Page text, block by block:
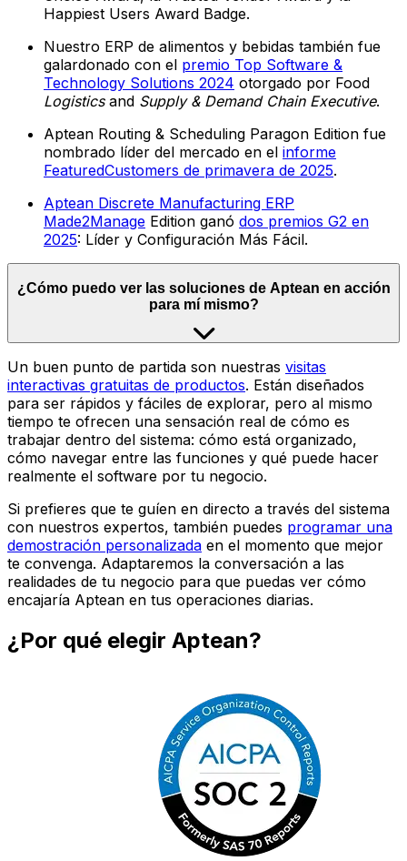
Happiest Users Award Badge.
Nuestro ERP de alimentos y bebidas también fue
galardonado con el premio Top Software &
Technology Solutions 2024 otorgado por Food
Logisticsand Supply & Demand Chain Executive.
Aptean Routing & Scheduling Paragon Edition fue
nombrado líder del mercado en el informe
FeaturedCustomers de primavera de 2025.
Aptean Discrete Manufacturing ERP
Made2Manage Edition ganó dos premios G2 en
2025: Líder y Configuración Más Fácil.
¿Cómo puedo ver las soluciones de Aptean en acción
para mí mismo?
Un buen punto de partida son nuestras visitas
interactivas gratuitas de productos. Están diseñados
para ser rápidos y fáciles de explorar, pero al mismo
tiempo te ofrecen una sensación real de cómo es
trabajar dentro del sistema: cómo está organizado,
cómo navegar entre las funciones y qué puede hacer
realmente el software por tu negocio.
Si prefieres que te guíen en directo a través del sistema
con nuestros expertos, también puedes programar una
demostración personalizada en el momento que mejor
te convenga. Adaptaremos la conversación a las
realidades de tu negocio para que puedas ver cómo
encajaría Aptean en tus operaciones diarias.
¿Por qué elegir Aptean?